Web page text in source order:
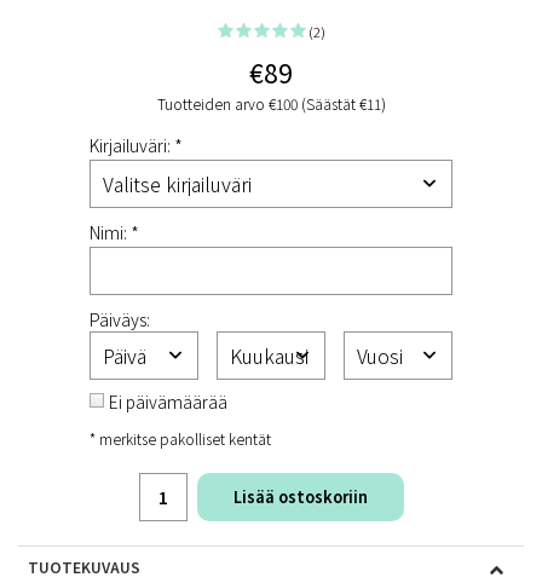
(2)
€89
Tuotteiden arvo €100 (Säästät €11)
Kirjailuväri: *
Nimi: *
Päiväys:
Ei päivämäärää
* merkitse pakolliset kentät
Lisää ostoskoriin
TUOTEKUVAUS